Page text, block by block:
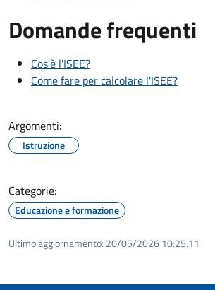
Domande frequenti
Cos'è l'ISEE?
Come fare per calcolare l'ISEE?
Argomenti:
Istruzione
Categorie:
Educazione e formazione
Ultimo aggiornamento: 20/05/2026 10:25.11